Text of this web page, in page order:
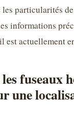
particularités
informations
est actuellement
fuseaux
une